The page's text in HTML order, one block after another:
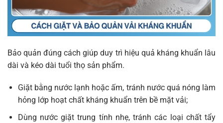
Bảo quản đúng cách giúp duy trì hiệu quả kháng khuẩn lâu
dài và kéo dài tuổi thọ sản phẩm.
Giặt bằng nước lạnh hoặc ấm, tránh nước quá nóng làm
hỏng lớp hoạt chất kháng khuẩn trên bề mặt vải;
Dùng nước giặt trung tính nhẹ, tránh các loại chất tẩy